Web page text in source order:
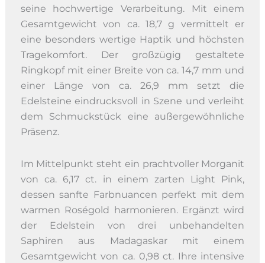
seine hochwertige Verarbeitung. Mit einem
Gesamtgewicht von ca. 18,7 g vermittelt er
eine besonders wertige Haptik und höchsten
Tragekomfort. Der großzügig gestaltete
Ringkopf mit einer Breite von ca. 14,7 mm und
einer Länge von ca. 26,9 mm setzt die
Edelsteine eindrucksvoll in Szene und verleiht
dem Schmuckstück eine außergewöhnliche
Präsenz.
Im Mittelpunkt steht ein prachtvoller Morganit
von ca. 6,17 ct. in einem zarten Light Pink,
dessen sanfte Farbnuancen perfekt mit dem
warmen Roségold harmonieren. Ergänzt wird
der Edelstein von drei unbehandelten
Saphiren aus Madagaskar mit einem
Gesamtgewicht von ca. 0,98 ct. Ihre intensive